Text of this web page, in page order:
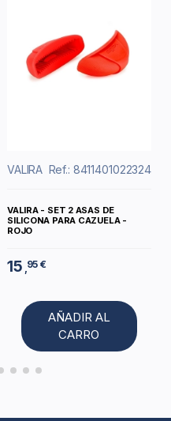
VALIRA Ref.: 8411401022324
VALIRA - SET 2 ASAS DE
SILICONA PARA CAZUELA -
ROJO
15 95 €
AÑADIR AL
CARRO